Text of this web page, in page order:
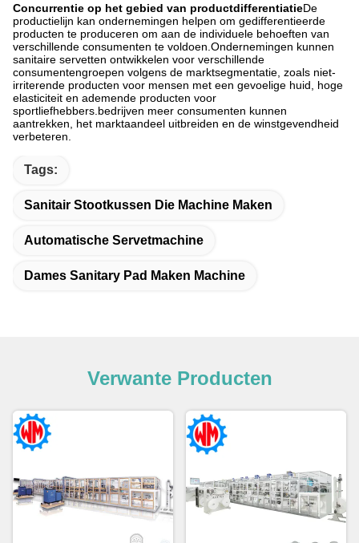
Concurrentie op het gebied van productdifferentiatieDe
productielijn kan ondernemingen helpen om gedifferentieerde
producten te produceren om aan de individuele behoeften van
verschillende consumenten te voldoen.Ondernemingen kunnen
sanitaire servetten ontwikkelen voor verschillende
consumentengroepen volgens de marktsegmentatie, zoals niet-
irriterende producten voor mensen met een gevoelige huid, hoge
elasticiteit en ademende producten voor
sportliefhebbers.bedrijven meer consumenten kunnen
aantrekken, het marktaandeel uitbreiden en de winstgevendheid
verbeteren.
Tags:
Sanitair Stootkussen Die Machine Maken
Automatische Servetmachine
Dames Sanitary Pad Maken Machine
Verwante Producten